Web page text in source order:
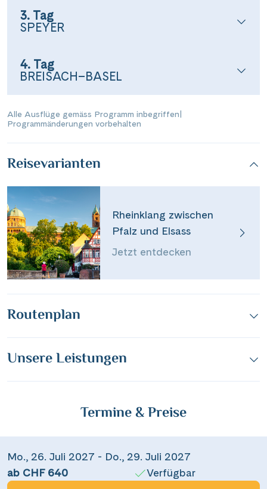
Rheinklang zwischen Elsass und Pfalz
3. Tag
SPEYER
4. Tag
BREISACH–BASEL
Alle Ausflüge gemäss Programm inbegriffen
Programmänderungen vorbehalten
Reisevarianten
Rheinklang zwischen
Pfalz und Elsass
Jetzt entdecken
Routenplan
Unsere Leistungen
Termine & Preise
Mo., 26. Juli 2027 - Do., 29. Juli 2027
ab CHF 640
Verfügbar